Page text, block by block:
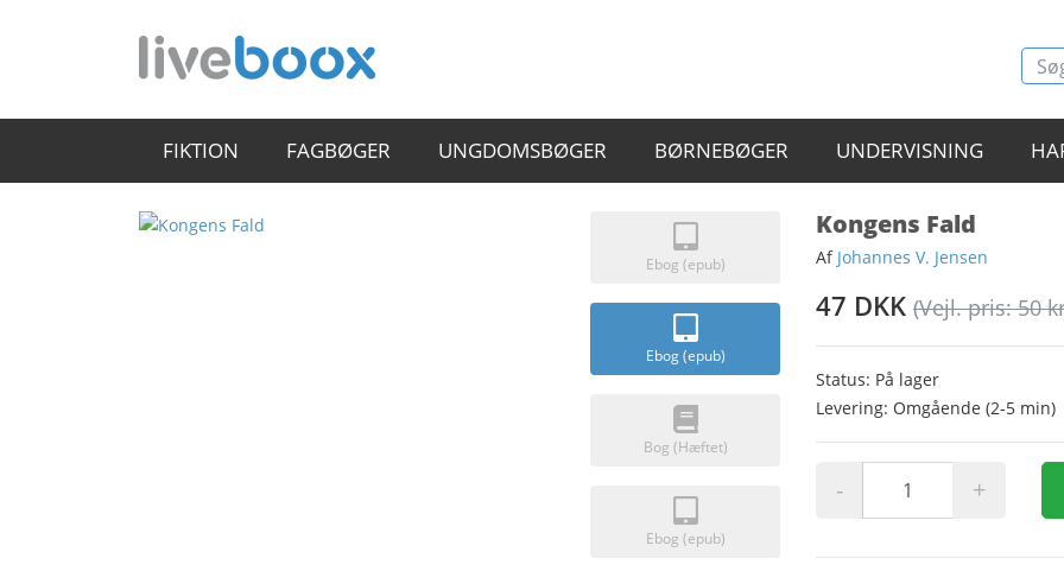
FIKTION FAGBØGER UNGDOMSBØGER BØRNEBØGER UNDERVISNING
Ebog (epub)
Ebog (epub)
Bog (Hæftet)
Ebog (epub)
Kongens Fald
Af Johannes V. Jensen
47 DKK (Vejl. pris: 50
Status: På lager
Levering: Omgående (2-5 min)
- +